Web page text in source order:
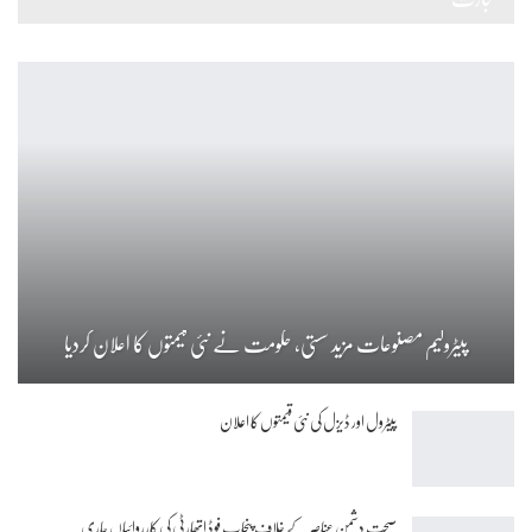
پیٹرولیم مصنوعات مزید سستی، حکومت نے نئی قیمتوں کا اعلان کردیا
پیٹرول اور ڈیزل کی نئی قیمتوں کا اعلان
صحت دشمن عناصر کے خلاف پنجاب فوڈ اتھارٹی کی کارروائیاں جاری